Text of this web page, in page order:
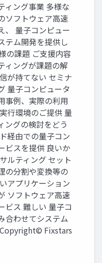
ィング事業 多様な
ソフトウェア高速
、 量子コンピュー
テム開発を提供し
の課題 ご支援内容
ィングが課題の解
が持てない セミナ
量子コンピュータ
事例、実際の利用
行環境のご提供 量
ングの検討をどう
経由での量子コン
ビスを提供 良いか
ルティング セット
の分割や変換等の
アプリケーション
ソフトウェア高速
ビス 難しい 量子コ
合わせてシステム
Fixstars